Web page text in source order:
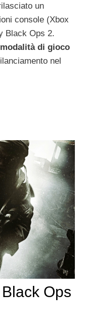
un
console (Xbox
Black Ops 2.
di gioco
nel
Ops